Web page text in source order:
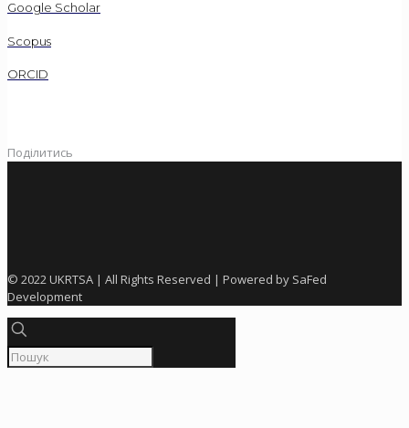
Google Scholar
Scopus
ORCID
Поділитись
© 2022 UKRTSA | All Rights Reserved | Powered by SaFed
Development